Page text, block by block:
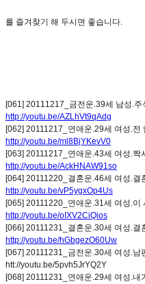
를 즐겨찾기 해 두시면 좋습니다.
[061] 20111217_금전운.39세 남성.
http://youtu.be/AZLhVt9qAdg
[062] 20111217_연애운.29세 여성.전
http://youtu.be/ml8BjYKevV0
[063] 20111217_연애운.43세 여성.짝
http://youtu.be/AckHNAW91so
[064] 20111220_결혼운.46세 여성.결
http://youtu.be/vP5ygxOp4Us
[065] 20111220_연애운.31세 여성.이
http://youtu.be/oIXV2CiQios
[066] 20111231_결혼운.30세 여성.결
http://youtu.be/hGbgezO60Uw
[067] 20111231_금전운.30세 여성.남
htt://youtu.be/5pvh5JrYQ2Y
[068] 20111231_연애운.29세 여성.내